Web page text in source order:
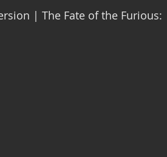
| The Fate of the Furious: